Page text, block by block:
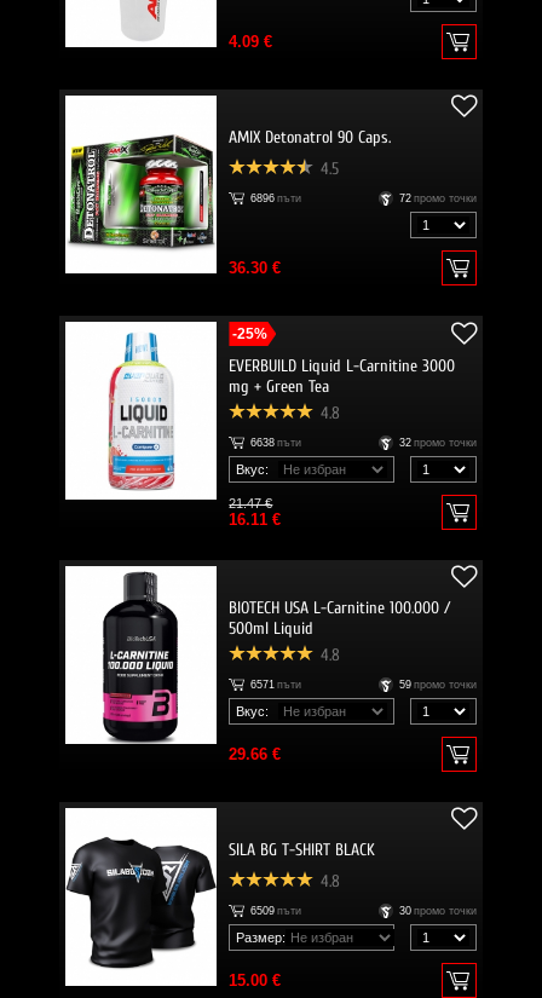
4.09 €
AMIX Detonatrol 90 Caps.
4.5
6896 пъти 72 промо точки
36.30 €
-25%
EVERBUILD Liquid L-Carnitine 3000
mg + Green Tea
4.8
6638 пъти 32 промо точки
Вкус:
21.47 €
16.11 €
BIOTECH USA L-Carnitine 100.000 /
500ml Liquid
4.8
6571 пъти 59 промо точки
Вкус:
29.66 €
SILA BG T-SHIRT BLACK
4.8
6509 пъти 30 промо точки
Размер:
15.00 €